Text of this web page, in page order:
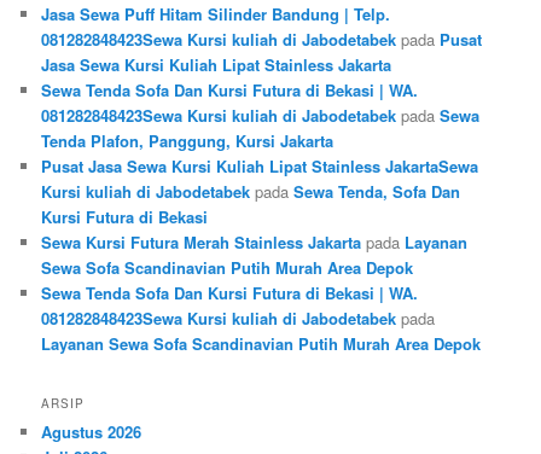
Jasa Sewa Puff Hitam Silinder Bandung | Telp.
081282848423Sewa Kursi kuliah di Jabodetabek pada Pusat
Jasa Sewa Kursi Kuliah Lipat Stainless Jakarta
Sewa Tenda Sofa Dan Kursi Futura di Bekasi | WA.
081282848423Sewa Kursi kuliah di Jabodetabek padaSewa
Tenda Plafon, Panggung, Kursi Jakarta
Pusat Jasa Sewa Kursi Kuliah Lipat Stainless JakartaSewa
Kursi kuliah di Jabodetabek padaSewa Tenda, Sofa Dan
Kursi Futura di Bekasi
Sewa Kursi Futura Merah Stainless Jakarta pada Layanan
Sewa Sofa Scandinavian Putih Murah Area Depok
Sewa Tenda Sofa Dan Kursi Futura di Bekasi | WA.
081282848423Sewa Kursi kuliah di Jabodetabek pada
Layanan Sewa Sofa Scandinavian Putih Murah Area Depok
ARSIP
Agustus 2026